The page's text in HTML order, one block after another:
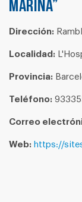
MARINA”
Dirección:
Localidad:
Provincia:
Teléfono:
Correo
Web: https://